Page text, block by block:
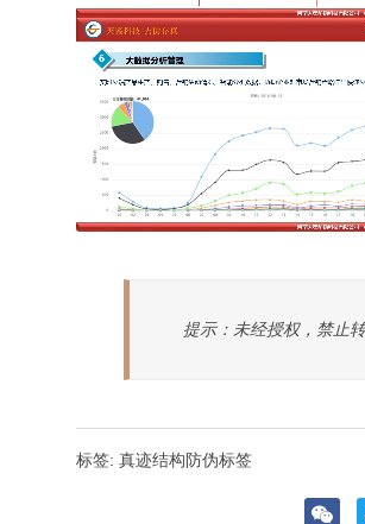
提示：未经授权，禁止转
标签: 真迹结构防伪标签